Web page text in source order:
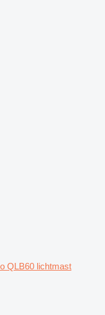
QLB60 lichtmast